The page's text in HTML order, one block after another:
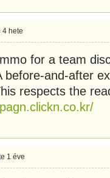
4 hete
for a team
before-and-after
respects the
1 éve